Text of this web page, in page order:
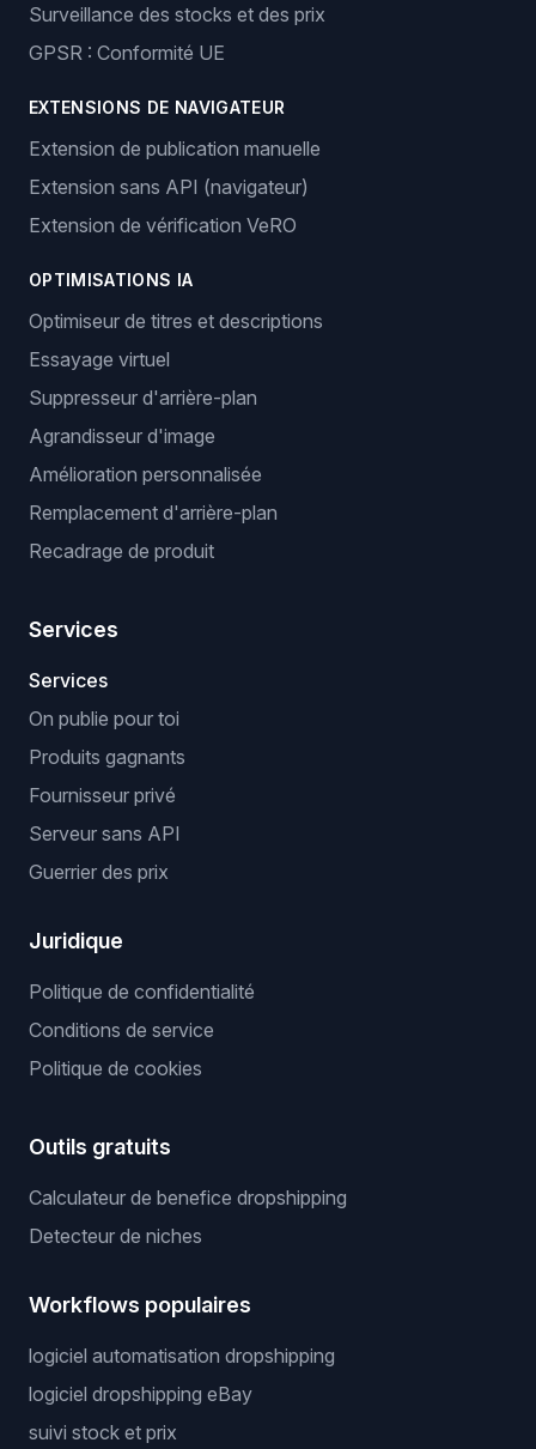
Surveillance des stocks et des prix
GPSR : Conformité UE
EXTENSIONS DE NAVIGATEUR
Extension de publication manuelle
Extension sans API (navigateur)
Extension de vérification VeRO
OPTIMISATIONS IA
Optimiseur de titres et descriptions
Essayage virtuel
Suppresseur d'arrière-plan
Agrandisseur d'image
Amélioration personnalisée
Remplacement d'arrière-plan
Recadrage de produit
Services
Services
On publie pour toi
Produits gagnants
Fournisseur privé
Serveur sans API
Guerrier des prix
Juridique
Politique de confidentialité
Conditions de service
Politique de cookies
Outils gratuits
Calculateur de benefice dropshipping
Detecteur de niches
Workflows populaires
logiciel automatisation dropshipping
logiciel dropshipping eBay
suivi stock et prix